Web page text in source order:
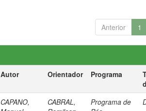
Anterior 1
Autor Orientador Programa
CAPANO,
CABRAL,
Programa de